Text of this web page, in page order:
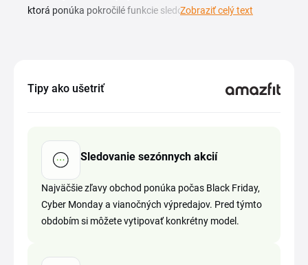
ktorá ponúka pokročilé funkcie sledovania zdravia a
outdoor turistiky aj minimalistické modely vhodné do
kód a vložte ho v košíku do poľa pre zľavový kupón pred
dokončením objednávky. Pre prehľad ponuky obchodu
sledujte produktové novinky a kategórie športových
hodiniek priamo na webe značky.
Zobraziť celý text
Tipy ako ušetriť
Sledovanie sezónnych akcií
Najväčšie zľavy obchod ponúka počas Black Friday,
Cyber Monday a vianočných výpredajov. Pred týmto
obdobím si môžete vytipovať konkrétny model.